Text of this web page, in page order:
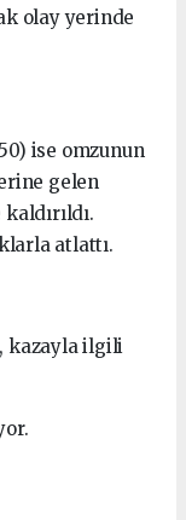
olay yerinde
ise omzunun
gelen
atlattı.
kazayla ilgili